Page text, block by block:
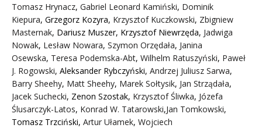
Tomasz Hrynacz, Gabriel Leonard Kamiński, Dominik
Kiepura, Grzegorz Kozyra, Krzysztof Kuczkowski, Zbigniew
Masternak, Dariusz Muszer, Krzysztof Niewrzęda, Jadwiga
Nowak, Lesław Nowara, Szymon Orzędała, Janina
Osewska, Teresa Podemska-Abt, Wilhelm Ratuszyński, Paweł
J. Rogowski, Aleksander Rybczyński, Andrzej Juliusz Sarwa,
Barry Sheehy, Matt Sheehy, Marek Sołtysik, Jan Strządała,
Jacek Suchecki, Zenon Szostak, Krzysztof Śliwka, Józefa
Ślusarczyk-Latos, Konrad W. Tatarowski,Jan Tomkowski,
Tomasz Trzciński, Artur Ułamek, Wojciech